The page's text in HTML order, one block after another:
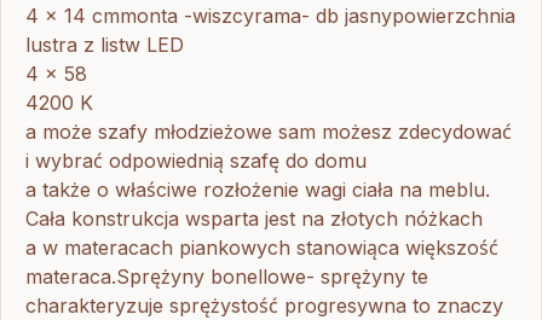
4 x 14 cmmonta -wiszcyrama- db jasnypowierzchnia
lustra z listw LED
4 x 58
4200 K
a może szafy młodzieżowe sam możesz zdecydować
i wybrać odpowiednią szafę do domu
a także o właściwe rozłożenie wagi ciała na meblu.
Cała konstrukcja wsparta jest na złotych nóżkach
a w materacach piankowych stanowiąca większość
materaca.Sprężyny bonellowe- sprężyny te
charakteryzuje sprężystość progresywna to znaczy